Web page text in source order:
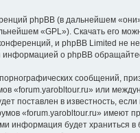
phpBB (в дальнейшем
«GPL»). Скачать его
и phpBB Limited не
информацией о phpBB
сообщений,
«forum.yarobltour.ru» или
поставлен в известность,
«forum.yarobltour.ru» имеют
информация будет храниться